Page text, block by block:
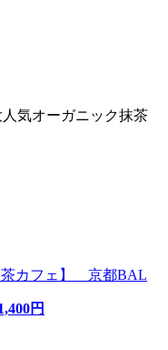
気オーガニック抹茶
茶カフェ】 京都BAL
円